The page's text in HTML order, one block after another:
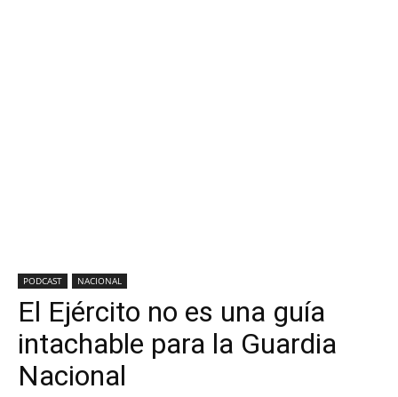
PODCAST NACIONAL
El Ejército no es una guía
intachable para la Guardia
Nacional